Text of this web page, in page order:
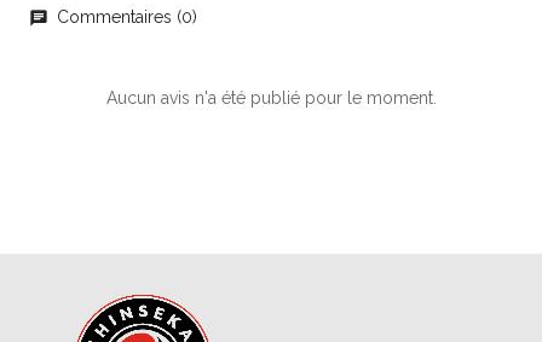
chat Commentaires (0)
Aucun avis n'a été publié pour le moment.